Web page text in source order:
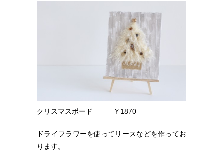
クリスマスボード ￥1870
ドライフラワーを使ってリースなどを作ってお
ります。